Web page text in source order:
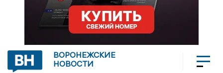
ВОРОНЕЖСКИЕ
НОВОСТИ